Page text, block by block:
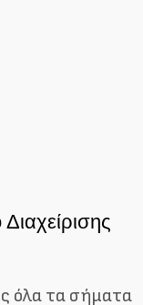
όλα τα σήματα